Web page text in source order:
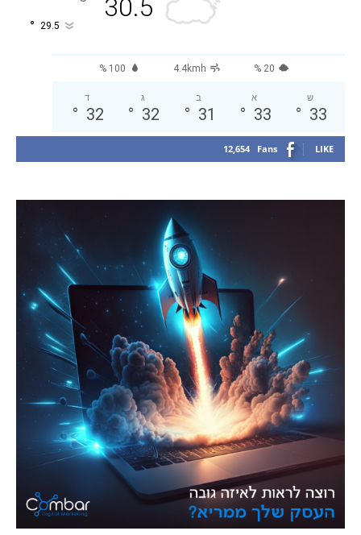
30.5
29.5
°
100 % 4.4kmh 20 %
ש
33
°
א
33
°
ב
31
°
ג
32
°
ד
32
°
12,654 Fans LIKE